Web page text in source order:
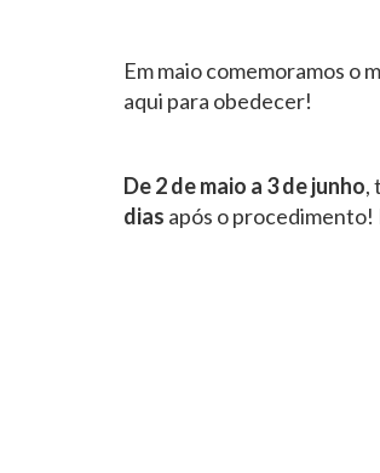
Em maio comemoramos o
aqui para obedecer!
De 2 de maio a 3 de junho,
dias após o